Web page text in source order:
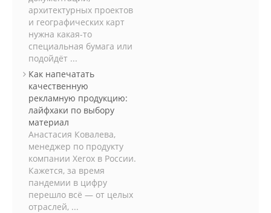
архитектурных проектов
и географических карт
нужна какая-то
специальная бумага или
подойдёт ...
Как напечатать
качественную
рекламную продукцию:
лайфхаки по выбору
материал
Анастасия Ковалева,
менеджер по продукту
компании Xerox в России.
Кажется, за время
пандемии в цифру
перешло всё — от целых
отраслей, ...